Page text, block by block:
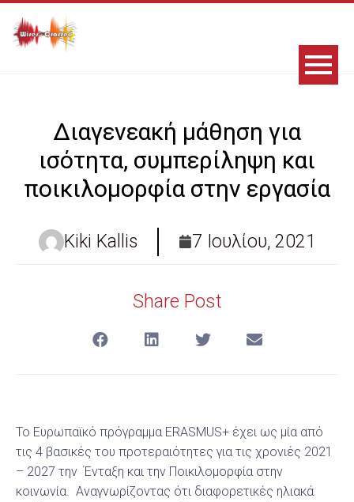
Διαγενεακή μάθηση για
ισότητα, συμπερίληψη και
ποικιλομορφία στην εργασία
Kiki Kallis 7 Ιουλίου, 2021
Share Post
Το Ευρωπαϊκό πρόγραμμα ERASMUS+ έχει ως μία από
τις 4 βασικές του προτεραιότητες για τις χρονιές 2021
– 2027 την Ένταξη και την Ποικιλομορφία στην
κοινωνία. Αναγνωρίζοντας ότι διαφορετικές ηλιακά